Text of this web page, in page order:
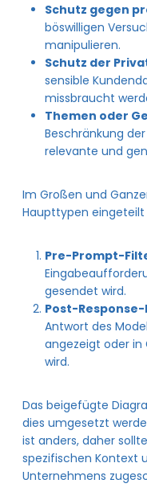
Schutz gegen
böswilligen
manipulieren.
Schutz der
sensible
missbraucht
Themen oder
Beschränkung
relevante und
Im Großen und
Haupttypen eingeteilt
Pre-Prompt-
gesendet wird.
Post-
Antwort des
angezeigt oder in
wird.
Das beigefügte
dies umgesetzt
ist anders, daher
spezifischen Kontext
Unternehmens